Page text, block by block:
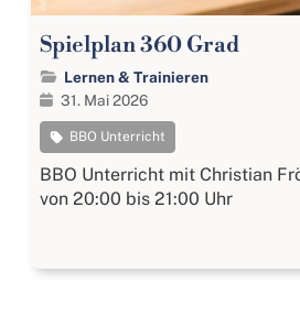
Spielplan 360 Grad
Lernen & Trainieren
31. Mai 2026
BBO Unterricht
BBO Unterricht mit Christian
von 20:00 bis 21:00 Uhr